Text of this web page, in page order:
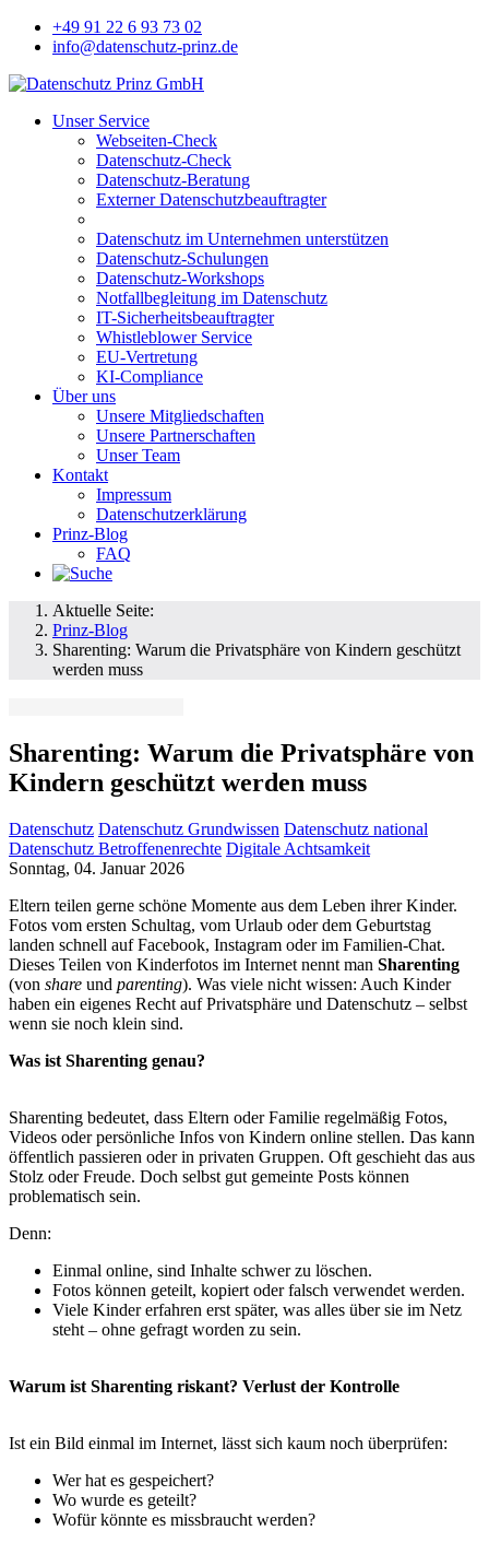
+49 91 22 6 93 73 02
info@datenschutz-prinz.de
Unser Service
Webseiten-Check
Datenschutz-Check
Datenschutz-Beratung
Externer Datenschutzbeauftragter
Datenschutz im Unternehmen unterstützen
Datenschutz-Schulungen
Datenschutz-Workshops
Notfallbegleitung im Datenschutz
IT-Sicherheitsbeauftragter
Whistleblower Service
EU-Vertretung
KI-Compliance
Über uns
Unsere Mitgliedschaften
Unsere Partnerschaften
Unser Team
Kontakt
Impressum
Datenschutzerklärung
Prinz-Blog
FAQ
Aktuelle Seite:
Prinz-Blog
Sharenting: Warum die Privatsphäre von Kindern geschützt
werden muss
Sharenting: Warum die Privatsphäre von
Kindern geschützt werden muss
Datenschutz Datenschutz Grundwissen Datenschutz national
Datenschutz Betroffenenrechte Digitale Achtsamkeit
Sonntag, 04. Januar 2026
Eltern teilen gerne schöne Momente aus dem Leben ihrer Kinder.
Fotos vom ersten Schultag, vom Urlaub oder dem Geburtstag
landen schnell auf Facebook, Instagram oder im Familien-Chat.
Dieses Teilen von Kinderfotos im Internet nennt man Sharenting
(von share und parenting). Was viele nicht wissen: Auch Kinder
haben ein eigenes Recht auf Privatsphäre und Datenschutz – selbst
wenn sie noch klein sind.
Was ist Sharenting genau?
Sharenting bedeutet, dass Eltern oder Familie regelmäßig Fotos,
Videos oder persönliche Infos von Kindern online stellen. Das kann
öffentlich passieren oder in privaten Gruppen. Oft geschieht das aus
Stolz oder Freude. Doch selbst gut gemeinte Posts können
problematisch sein.
Denn:
Einmal online, sind Inhalte schwer zu löschen.
Fotos können geteilt, kopiert oder falsch verwendet werden.
Viele Kinder erfahren erst später, was alles über sie im Netz
steht – ohne gefragt worden zu sein.
Warum ist Sharenting riskant? Verlust der Kontrolle
Ist ein Bild einmal im Internet, lässt sich kaum noch überprüfen:
Wer hat es gespeichert?
Wo wurde es geteilt?
Wofür könnte es missbraucht werden?